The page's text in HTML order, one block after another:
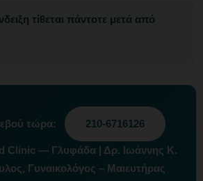
τίθεται πάντοτε μετά από
τώρα: 210-6716126
Clinic — Γλυφάδα | Δρ. Ιωάννης Κ.
Γυναικολόγος – Μαιευτήρας